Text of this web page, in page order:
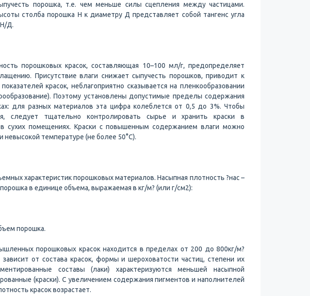
порошка, т.е. чем меньше силы сцепления между частицами.
столба порошка Н к диаметру Д представляет собой тангенс угла
Д.
порошковых красок, составляющая 10–100 мл/г, предопределяет
Присутствие влаги снижает сыпучесть порошков, приводит к
красок, неблагоприятно сказывается на пленкообразовании
Поэтому установлены допустимые пределы содержания
для разных материалов эта цифра колеблется от 0,5 до 3%. Чтобы
следует тщательно контролировать сырье и хранить краски в
сухих помещениях. Краски с повышенным содержанием влаги можно
невысокой температуре (не более 50°С).
характеристик порошковых материалов. Насыпная плотность ?нас –
в единице объема, выражаемая в кг/м? (или г/см2):
порошка.
порошковых красок находится в пределах от 200 до 800кг/м?
от состава красок, формы и шероховатости частиц, степени их
составы (лаки) характеризуются меньшей насыпной
(краски). С увеличением содержания пигментов и наполнителей
красок возрастает.